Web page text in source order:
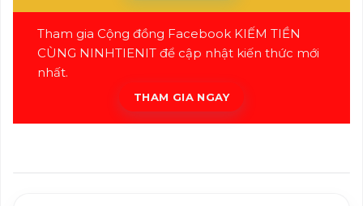
Tham gia Cộng đồng Facebook KIẾM TIỀN
CÙNG NINHTIENIT để cập nhật kiến thức mới
nhất.
THAM GIA NGAY